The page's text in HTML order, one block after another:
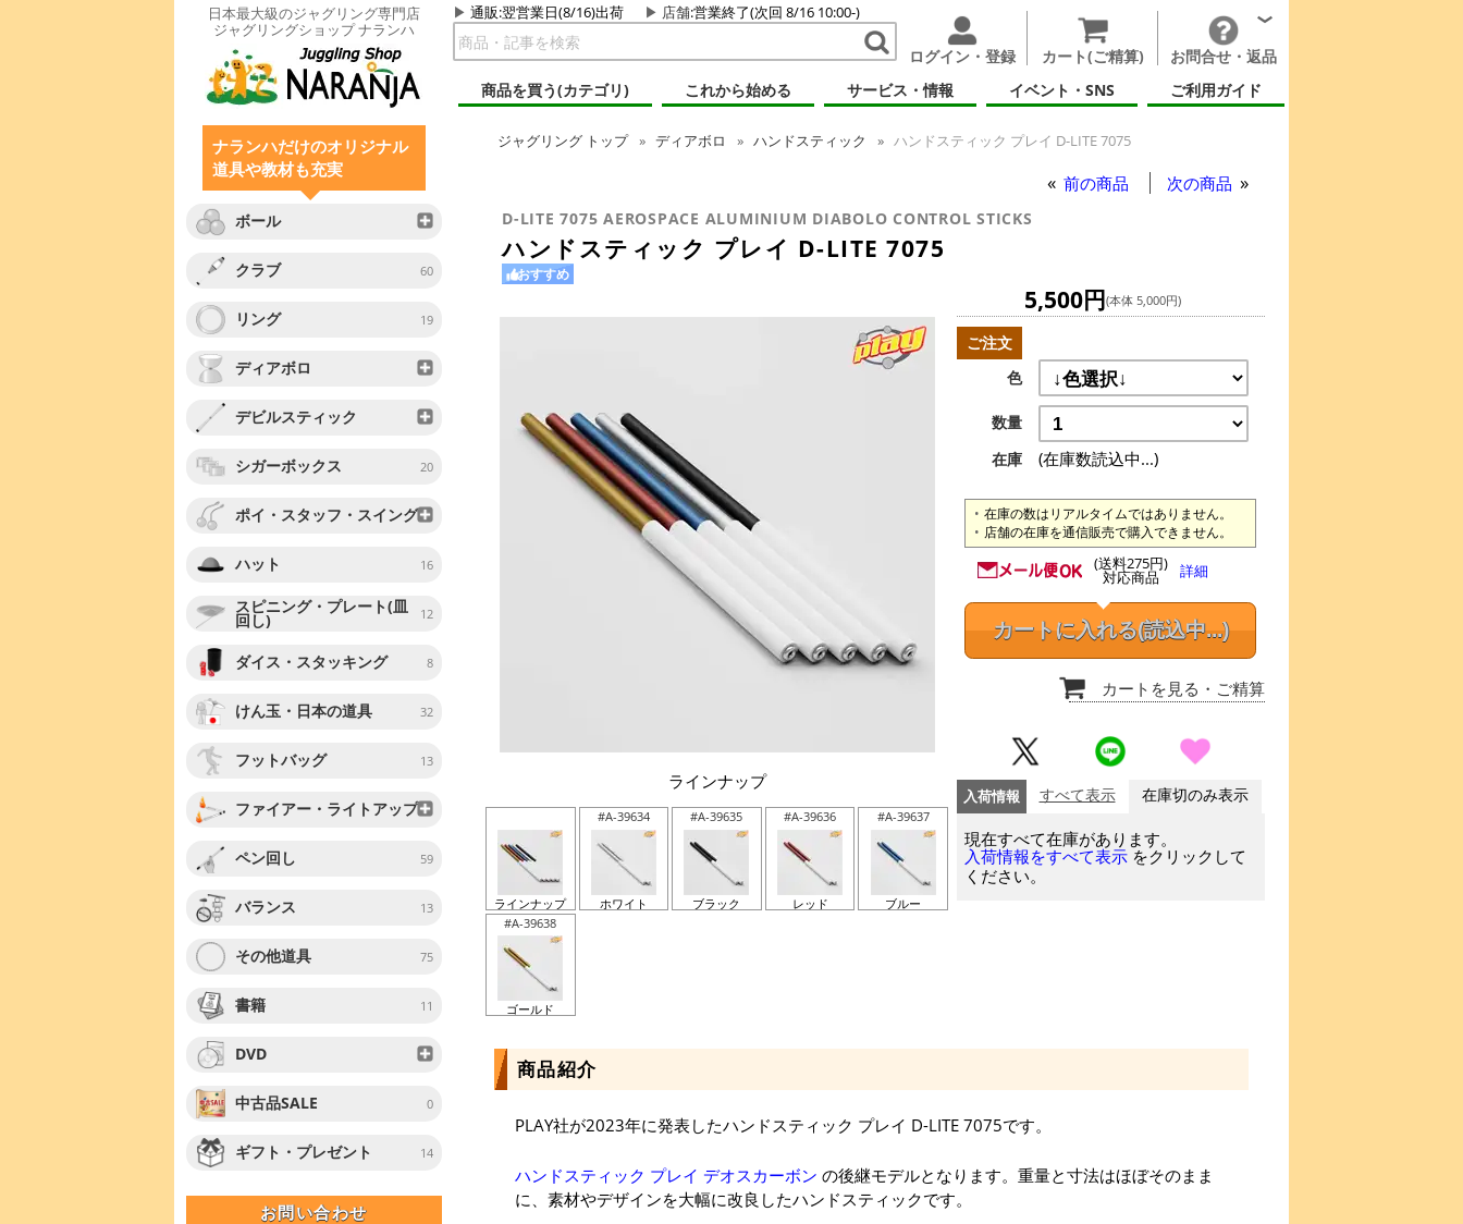
日本最大級のジャグリング専門店
ジャグリングショップ ナランハ
通販:翌営業日(8/16)出荷 店舗:営業終了(次回 8/16 10:00-)
ログイン・登録 カート(ご精算)
お問合せ・返品
商品を買う(カテゴリ)
これから始める サービス・情報 イベント・SNS ご利用ガイド
ナランハだけのオリジナル
道具や教材も充実
ボール
クラブ 60
リング 19
ディアボロ
デビルスティック
シガーボックス 20
ポイ・スタッフ・スイング
ハット 16
スピニング・プレート(皿
回し) 12
ダイス・スタッキング 8
けん玉・日本の道具 32
フットバッグ 13
ファイアー・ライトアップ
ペン回し 59
バランス 13
その他道具 75
書籍 11
DVD
中古品SALE 0
ギフト・プレゼント 14
お問い合わせ
ジャグリング トップ ディアボロ ハンドスティック ハンドスティック プレイ D-LITE 7075
前の商品 次の商品
D-LITE 7075 AEROSPACE ALUMINIUM DIABOLO CONTROL STICKS
ハンドスティック プレイ D-LITE 7075
おすすめ
ラインナップ
ラインナップ
#A-39634
ホワイト
#A-39635
ブラック
#A-39636
レッド
#A-39637
ブルー
#A-39638
ゴールド
5,500円(本体 5,000円)
ご注文
色
数量
在庫
(在庫数読込中...)
在庫の数はリアルタイムではありません。
店舗の在庫を通信販売で購入できません。
(送料275円)
対応商品 詳細
カートに入れる(読込中...)
カートを見る ・ご精算
入荷情報 すべて表示 在庫切のみ表示
現在すべて在庫があります。
入荷情報をすべて表示 をクリックして
ください。
商品紹介
PLAY社が2023年に発表したハンドスティック プレイ D-LITE 7075です。
ハンドスティック プレイ デオスカーボン の後継モデルとなります。重量と寸法はほぼそのまま
に、素材やデザインを大幅に改良したハンドスティックです。